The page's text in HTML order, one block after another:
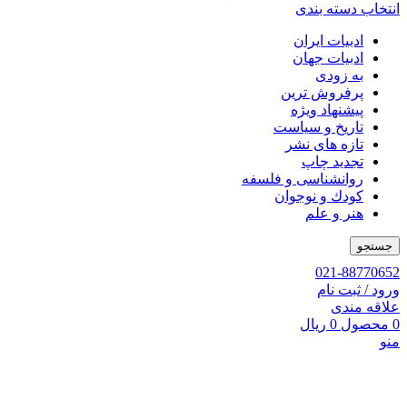
انتخاب دسته بندی
ادبیات ایران
ادبیات جهان
به زودی
پرفروش ترین
پیشنهاد ویژه
تاریخ و سیاست
تازه های نشر
تجدید چاپ
روانشناسی و فلسفه
کودك و نوجوان
هنر و علم
جستجو
021-88770652
ورود / ثبت نام
علاقه مندی
0 محصول 0 ریال
منو